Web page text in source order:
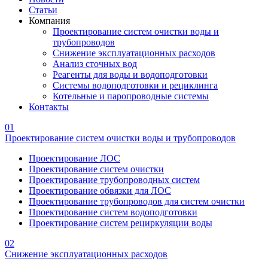
Статьи
Компания
Проектирование систем очистки воды и
трубопроводов
Снижение эксплуатационных расходов
Анализ сточных вод
Реагенты для воды и водоподготовки
Системы водоподготовки и рециклинга
Котельные и паропроводные системы
Контакты
01
Проектирование систем очистки воды и трубопроводов
Проектирование ЛОС
Проектирование систем очистки
Проектирование трубопроводных систем
Проектирование обвязки для ЛОС
Проектирование трубопроводов для систем очистки
Проектирование систем водоподготовки
Проектирование систем рециркуляции воды
02
Снижение эксплуатационных расходов